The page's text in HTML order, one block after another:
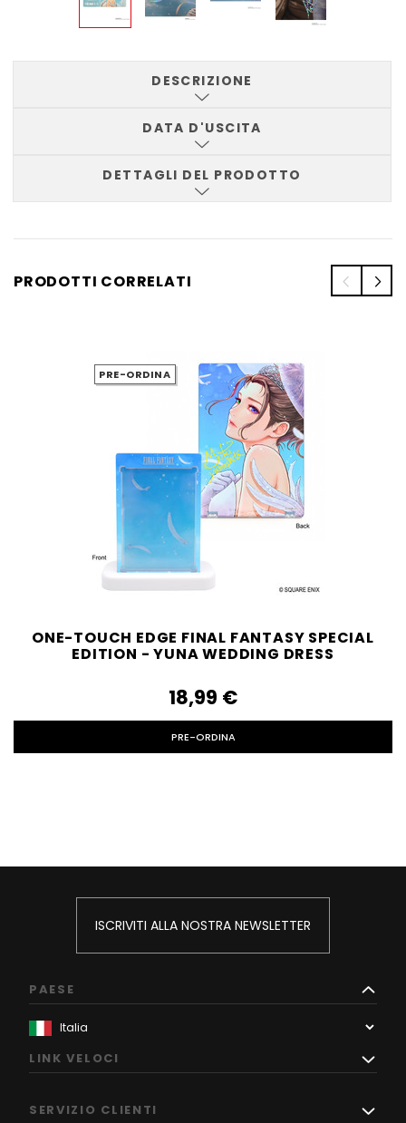
DESCRIZIONE
DATA D'USCITA
DETTAGLI DEL PRODOTTO
PRODOTTI CORRELATI
PRE-ORDINA
ONE-TOUCH EDGE FINAL FANTASY SPECIAL
EDITION - YUNA WEDDING DRESS
18,99‎ ‎€
PRE-ORDINA
ISCRIVITI ALLA NOSTRA NEWSLETTER
PAESE
LINK VELOCI
SERVIZIO CLIENTI